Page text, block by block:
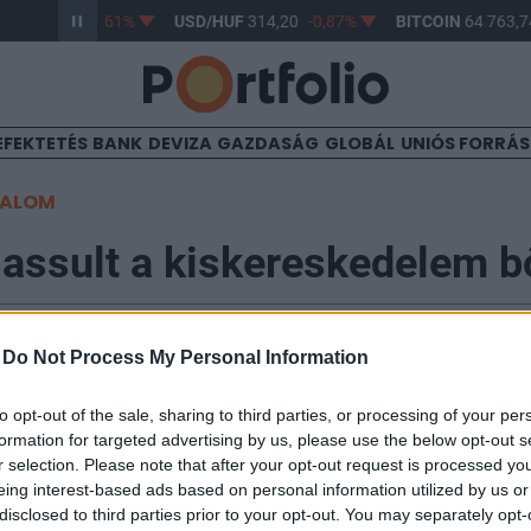
Do Not Process My Personal Information
opt-out of the sale, sharing to third parties, or processing of your
for targeted advertising by us, please use the below opt-out
selection. Please note that after your opt-out request is processed
interest-based ads based on personal information utilized by us
to third parties prior to your opt-out. You may separately
-0,61% USD/HUF314,20 -0,87% BITCOIN64 763,74
BANK DEVIZA GAZDASÁG GLOBÁL UNIÓS
a kiskereskedelem
tavalyi évben a kiskereskedelmi forgalom volumene a
a forgalom mindössze 2.2%-kal haladta meg az
az év második felében érezhetően lassult. A
a reálbérnövekedés megakadásával, illetve